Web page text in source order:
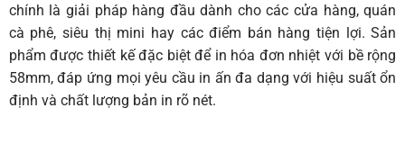
chính là giải pháp hàng đầu dành cho các cửa hàng, quán
cà phê, siêu thị mini hay các điểm bán hàng tiện lợi. Sản
phẩm được thiết kế đặc biệt để in hóa đơn nhiệt với bề rộng
58mm, đáp ứng mọi yêu cầu in ấn đa dạng với hiệu suất ổn
định và chất lượng bản in rõ nét.